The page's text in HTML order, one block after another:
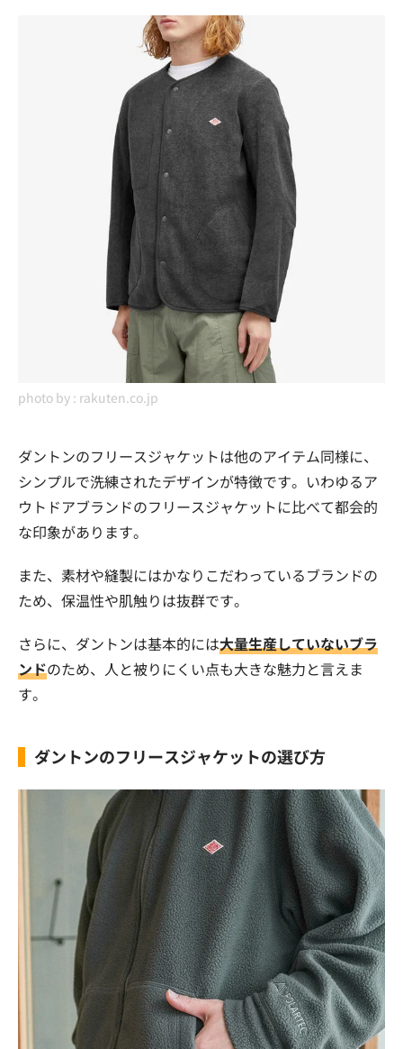
photo by : rakuten.co.jp
ダントンのフリースジャケットは他のアイテム同様に、
シンプルで洗練されたデザインが特徴です。いわゆるア
ウトドアブランドのフリースジャケットに比べて都会的
な印象があります。
また、素材や縫製にはかなりこだわっているブランドの
ため、保温性や肌触りは抜群です。
さらに、ダントンは基本的には大量生産していないブラ
ンドのため、人と被りにくい点も大きな魅力と言えま
す。
ダントンのフリースジャケットの選び方